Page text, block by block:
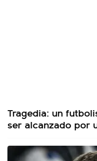
Tragedia: un
ser alcanzado por